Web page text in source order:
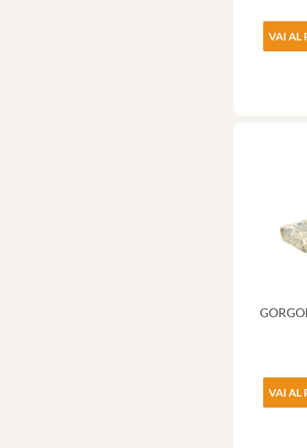
VAI AL
VAI AL